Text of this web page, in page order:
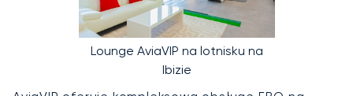
Lounge AviaVIP na lotnisku na
Ibizie